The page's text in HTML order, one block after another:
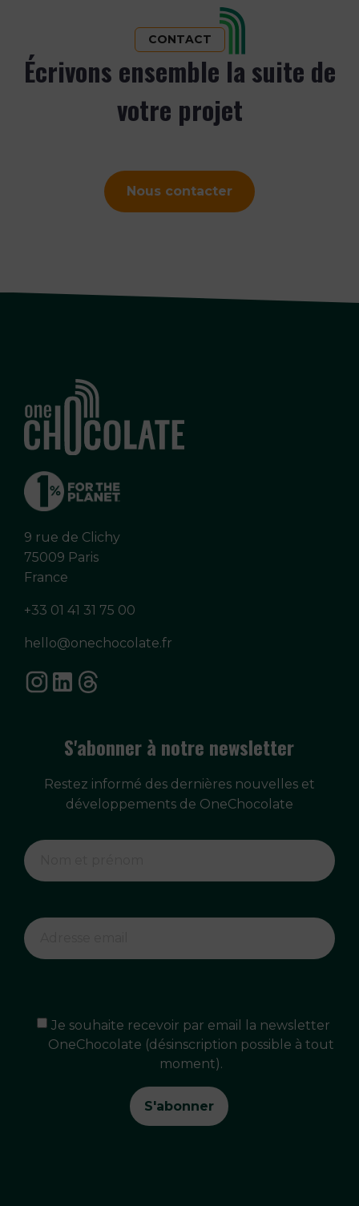
CONTACT
Écrivons ensemble la suite de
votre projet
Nous contacter
9 rue de Clichy
75009 Paris
France
+33 01 41 31 75 00
hello@onechocolate.fr
S'abonner à notre newsletter
Restez informé des dernières nouvelles et
développements de OneChocolate
Je souhaite recevoir par email la newsletter
OneChocolate (désinscription possible à tout
moment).